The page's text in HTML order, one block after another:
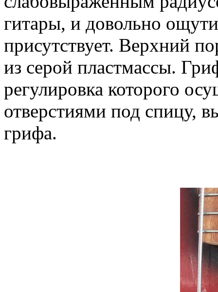
гитары, и довольно
присутствует. Верхний
из серой пластмассы.
регулировка которого
отверстиями под спицу,
грифа.